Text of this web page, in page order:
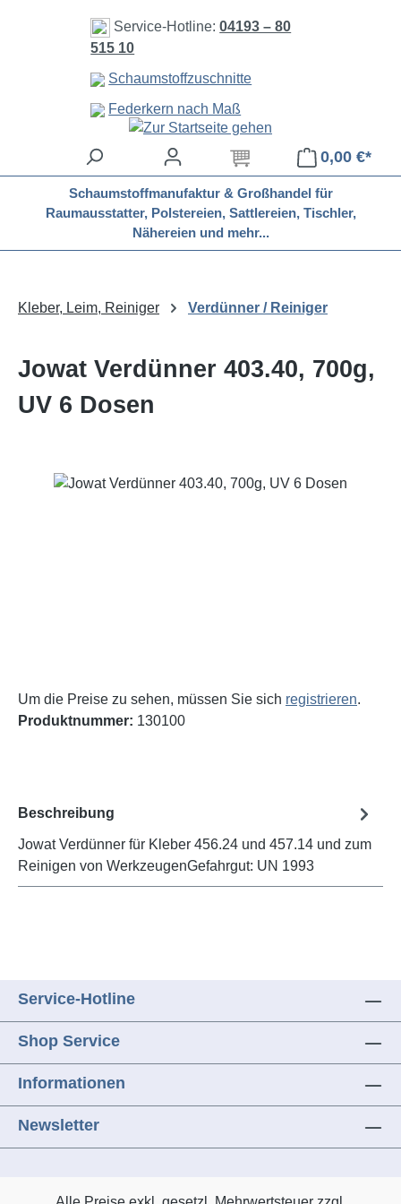
Zum Hauptinhalt springen
Service-Hotline:04193 – 80
515 10
Schaumstoffzuschnitte
Federkern nach Maß
0,00 €*
Schaumstoffmanufaktur & Großhandel für
Raumausstatter, Polstereien, Sattlereien, Tischler,
Nähereien und mehr...
Kleber, Leim, Reiniger Verdünner / Reiniger
Jowat Verdünner 403.40, 700g,
UV 6 Dosen
Bildergalerie überspringen
Um die Preise zu sehen, müssen Sie sich registrieren.
Produktnummer: 130100
Beschreibung
Jowat Verdünner für Kleber 456.24 und 457.14 und zum
Reinigen von WerkzeugenGefahrgut: UN 1993
Service-Hotline
Shop Service
Informationen
Newsletter